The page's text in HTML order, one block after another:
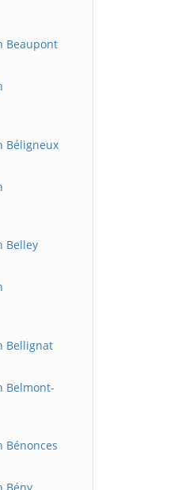
Beaupont
Béligneux
Belley
Bellignat
Belmont-
Bénonces